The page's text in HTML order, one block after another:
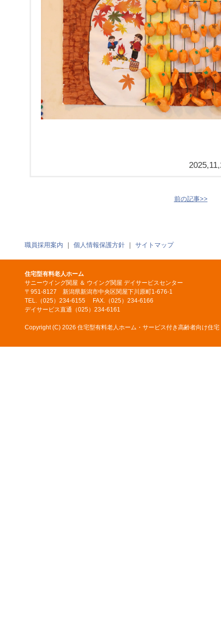
前の記事>>
職員採用案内 ｜ 個人情報保護方針 ｜ サイトマップ
住宅型有料老人ホーム
サニーウイング関屋 ＆ ウイング関屋 デイサービスセンター
〒951-8127 新潟県新潟市中央区関屋下川原町1-676-1
TEL.（025）234-6155 FAX.（025）234-6166
デイサービス直通（025）234-6161
Copyright (C) 2026 住宅型有料老人ホーム・サービス付き高齢者向け住